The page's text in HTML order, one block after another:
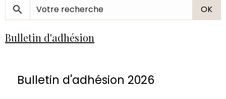
OK
Bulletin d'adhésion
Bulletin d'adhésion 2026